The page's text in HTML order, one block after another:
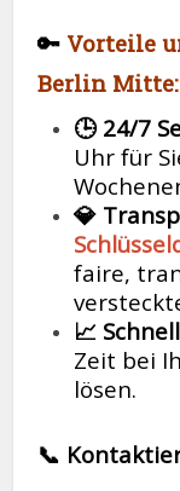
🔑 Vorteile
Berlin Mitte:
🕒 24/7
Uhr für
💎
faire,
📈
Zeit bei
lösen.
📞